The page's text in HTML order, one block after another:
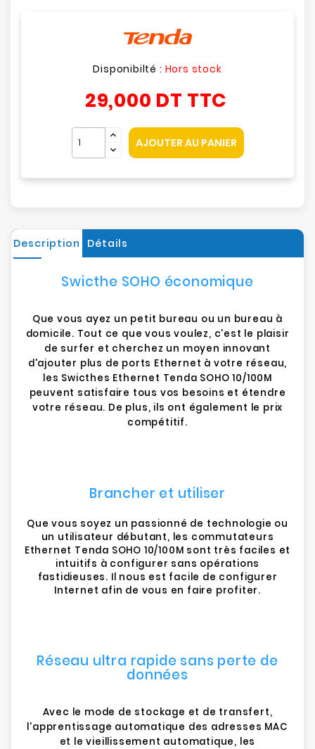
Disponibilté : Hors stock
29,000 DT TTC
AJOUTER AU PANIER
Description Détails
Swicthe SOHO économique
Que vous ayez un petit bureau ou un bureau à
domicile. Tout ce que vous voulez, c'est le plaisir
de surfer et cherchez un moyen innovant
d'ajouter plus de ports Ethernet à votre réseau,
les Swicthes Ethernet Tenda SOHO 10/100M
peuvent satisfaire tous vos besoins et étendre
votre réseau. De plus, ils ont également le prix
compétitif.
Brancher et utiliser
Que vous soyez un passionné de technologie ou
un utilisateur débutant, les commutateurs
Ethernet Tenda SOHO 10/100M sont très faciles et
intuitifs à configurer sans opérations
fastidieuses. Il nous est facile de configurer
Internet afin de vous en faire profiter.
Réseau ultra rapide sans perte de
données
Avec le mode de stockage et de transfert,
l'apprentissage automatique des adresses MAC
et le vieillissement automatique, les